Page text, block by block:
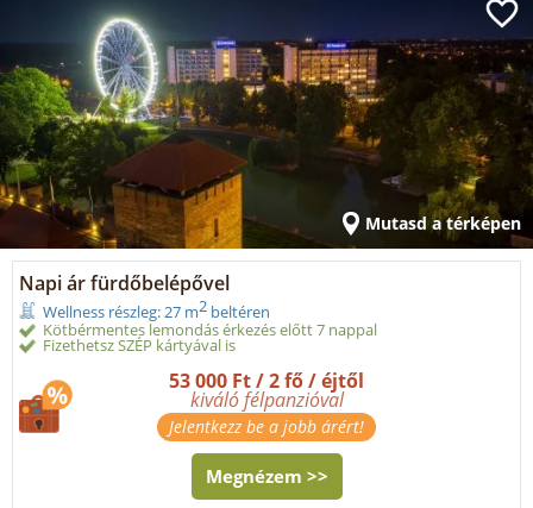
Mutasd a térképen
Napi ár fürdőbelépővel
Wellness részleg: 27 m2 beltéren
Kötbérmentes lemondás érkezés előtt 7 nappal
Fizethetsz SZÉP kártyával is
53 000 Ft / 2 fő / éjtől
kiváló félpanzióval
Jelentkezz be a jobb árért!
Megnézem >>